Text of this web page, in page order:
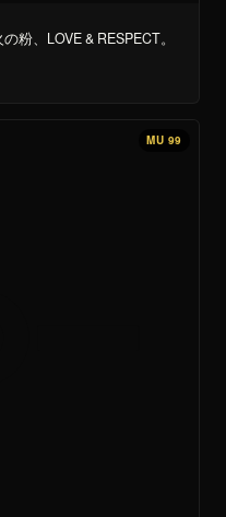
粉、LOVE & RESPECT。
MU 99